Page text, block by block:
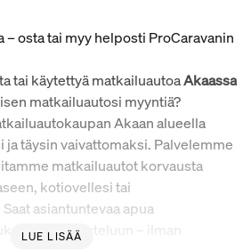
– osta tai myy helposti ProCaravanin
tai käytettyä matkailuautoaAkaassa
matkailuautosi myyntiä?
Akaan alueella
täysin vaivattomaksi. Palvelemme
matkailuautot korvausta
kotiovellesi tai
asiantuntevaa apua
ja varusteluun – ilman
LUE LISÄÄ